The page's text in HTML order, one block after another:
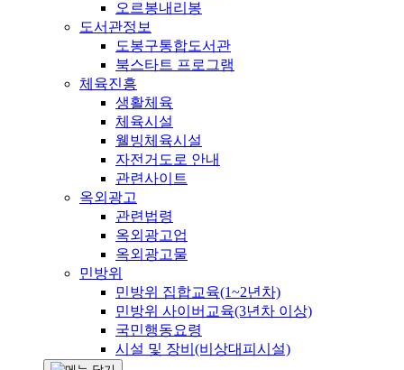
오르봉내리봉
도서관정보
도봉구통합도서관
북스타트 프로그램
체육진흥
생활체육
체육시설
웰빙체육시설
자전거도로 안내
관련사이트
옥외광고
관련법령
옥외광고업
옥외광고물
민방위
민방위 집합교육(1~2년차)
민방위 사이버교육(3년차 이상)
국민행동요령
시설 및 장비(비상대피시설)